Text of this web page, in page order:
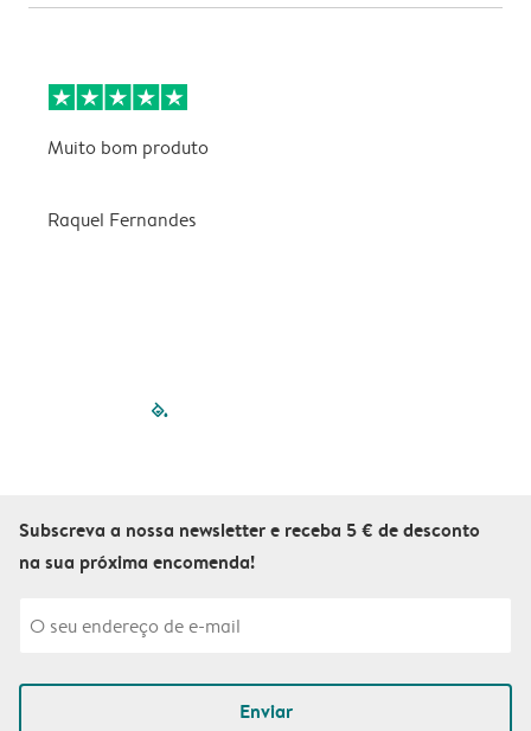
Muito bom produto
Raquel Fernandes
filled-pagination
Subscreva a nossa newsletter e receba 5 € de desconto
na sua próxima encomenda!
Enviar